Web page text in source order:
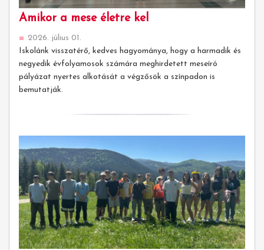
Amikor a mese életre kel
2026. július 01.
Iskolánk visszatérő, kedves hagyománya, hogy a harmadik és
negyedik évfolyamosok számára meghirdetett meseíró
pályázat nyertes alkotását a végzősök a színpadon is
bemutatják.